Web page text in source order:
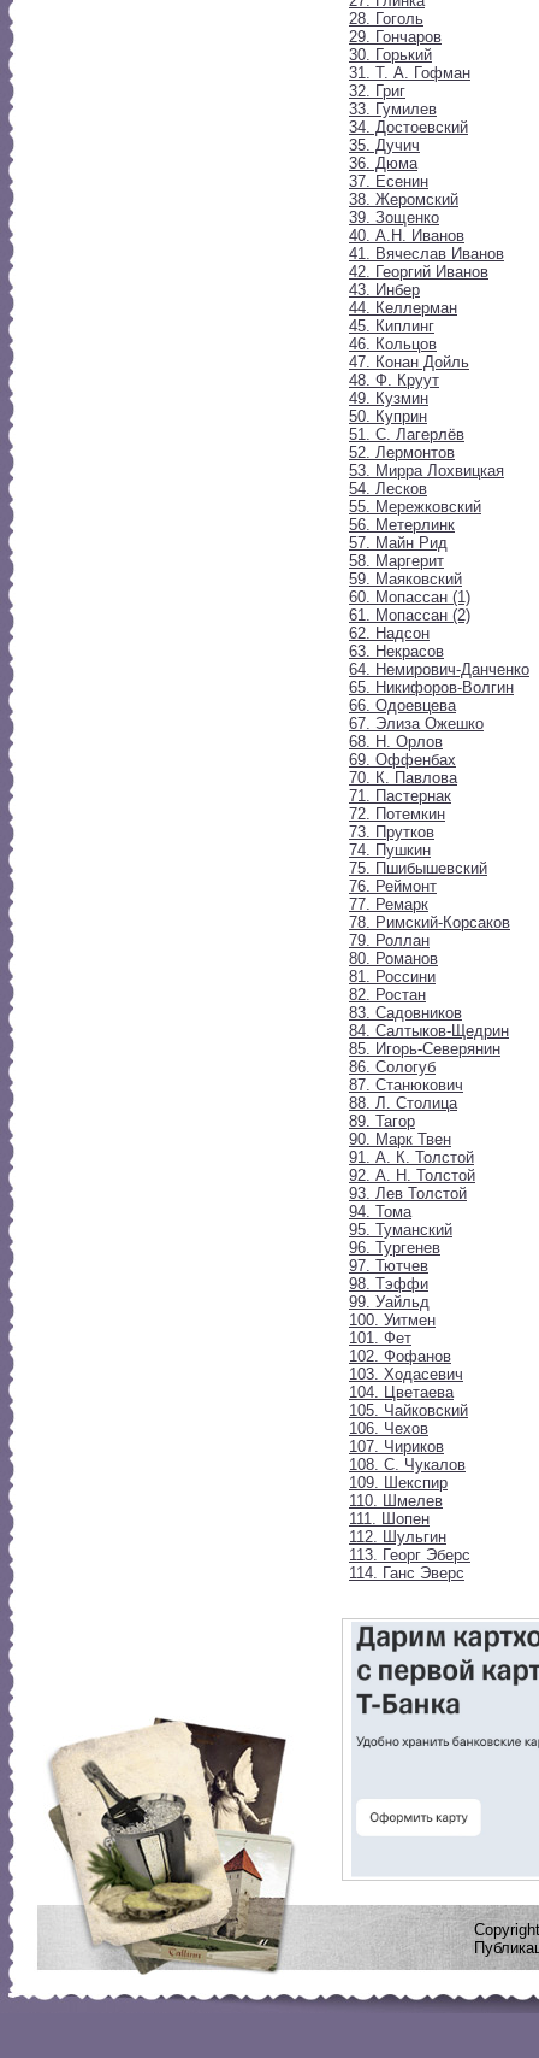
28. Гоголь
29. Гончаров
30. Горький
31. Т. А. Гофман
32. Григ
33. Гумилев
34. Достоевский
35. Дучич
36. Дюма
37. Есенин
38. Жеромский
39. Зощенко
40. А.Н. Иванов
41. Вячеслав Иванов
42. Георгий Иванов
43. Инбер
44. Келлерман
45. Киплинг
46. Кольцов
47. Конан Дойль
48. Ф. Круут
49. Кузмин
50. Куприн
51. С. Лагерлёв
52. Лермонтов
53. Мирра Лохвицкая
54. Лесков
55. Мережковский
56. Метерлинк
57. Майн Рид
58. Маргерит
59. Маяковский
60. Мопассан (1)
61. Мопассан (2)
62. Надсон
63. Некрасов
64. Немирович-Данченко
65. Никифоров-Волгин
66. Одоевцева
67. Элиза Ожешко
68. Н. Орлов
69. Оффенбах
70. К. Павлова
71. Пастернак
72. Потемкин
73. Прутков
74. Пушкин
75. Пшибышевский
76. Реймонт
77. Ремарк
78. Римский-Корсаков
79. Роллан
80. Романов
81. Россини
82. Ростан
83. Садовников
84. Салтыков-Щедрин
85. Игорь-Северянин
86. Сологуб
87. Станюкович
88. Л. Столица
89. Тагор
90. Марк Твен
91. А. К. Толстой
92. А. Н. Толстой
93. Лев Толстой
94. Тома
95. Туманский
96. Тургенев
97. Тютчев
98. Тэффи
99. Уайльд
100. Уитмен
101. Фет
102. Фофанов
103. Ходасевич
104. Цветаева
105. Чайковский
106. Чехов
107. Чириков
108. С. Чукалов
109. Шекспир
110. Шмелев
111. Шопен
112. Шульгин
113. Георг Эберс
114. Ганс Эверс